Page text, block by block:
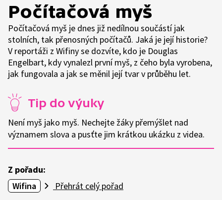
Počítačová myš
Počítačová myš je dnes již nedílnou součástí jak
stolních, tak přenosných počítačů. Jaká je její historie?
V reportáži z Wifiny se dozvíte, kdo je Douglas
Engelbart, kdy vynalezl první myš, z čeho byla vyrobena,
jak fungovala a jak se měnil její tvar v průběhu let.
Tip do výuky
Není myš jako myš. Nechejte žáky přemýšlet nad
významem slova a pusťte jim krátkou ukázku z videa.
Z pořadu:
Wifina
Přehrát celý pořad